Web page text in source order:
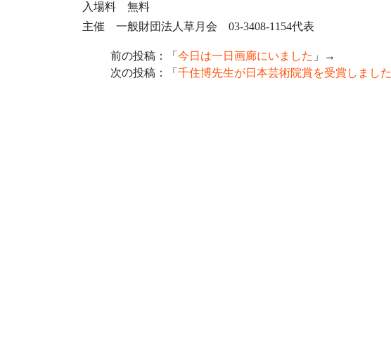
入場料 無料
主催 一般財団法人草月会 03-3408-1154代表
前の投稿：「 今日は一日画廊にいました 」→
次の投稿：「 千住博先生が日本芸術院賞を受賞しました